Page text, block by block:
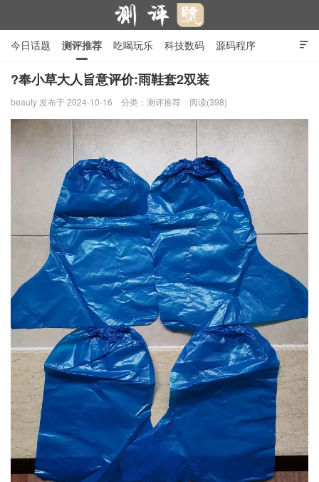
测评号

今日话题 测评推荐 吃喝玩乐 科技数码 源码程序
行业产品 在线投稿 隐私政策
?奉小草大人旨意评价:雨鞋套2双装
beauty 发布于 2024-10-16 分类： 测评推荐 阅读(398)